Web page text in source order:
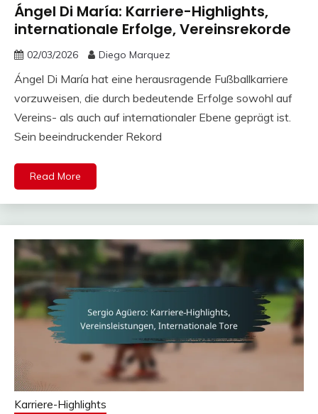
Ángel Di María: Karriere-Highlights,
internationale Erfolge, Vereinsrekorde
02/03/2026 Diego Marquez
Ángel Di María hat eine herausragende Fußballkarriere
vorzuweisen, die durch bedeutende Erfolge sowohl auf
Vereins- als auch auf internationaler Ebene geprägt ist.
Sein beeindruckender Rekord
Read More
Karriere-Highlights